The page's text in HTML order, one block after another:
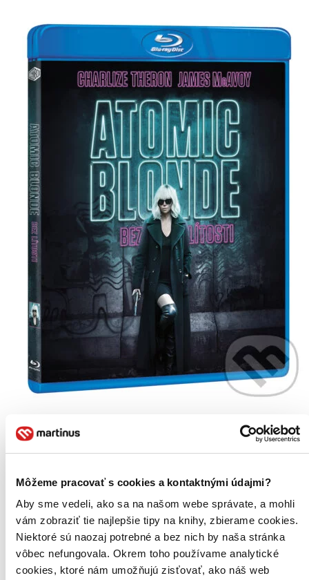
Môžeme pracovať s cookies a kontaktnými údajmi?
Aby sme vedeli, ako sa na našom webe správate, a mohli
vám zobraziť tie najlepšie tipy na knihy, zbierame cookies.
Niektoré sú naozaj potrebné a bez nich by naša stránka
vôbec nefungovala. Okrem toho používame analytické
cookies, ktoré nám umožňujú zisťovať, ako náš web
CZ
John Goodman
Toby Jones
ďalší
Agentka MI6 Lorraine Broughton (Charlize Theron) je vyslána
během studené války do Berlína, aby vyšetřila vraždu kolegy...